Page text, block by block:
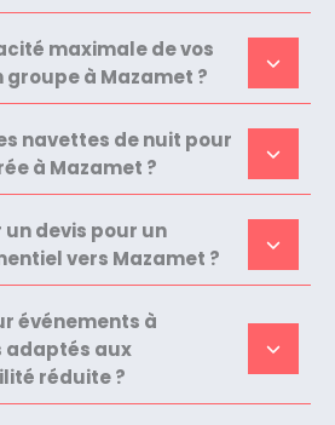
maximale de vos
à Mazamet ?
navettes de nuit pour
à Mazamet ?
devis pour un
vers Mazamet ?
événements à
adaptés aux
réduite ?